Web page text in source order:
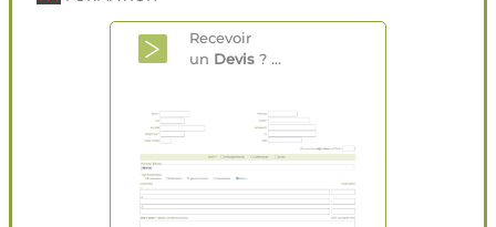
Recevoir
un Devis ? ...